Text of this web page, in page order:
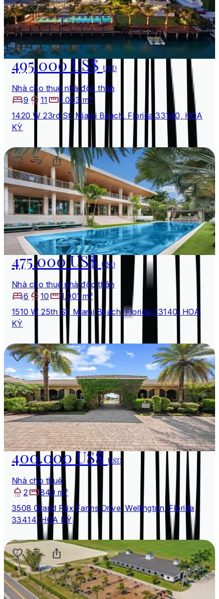
495.000 US$USD
Nhà cho thuê nhà độc thân
9
11
1.003 m²
1420 W 23rd St, Miami Beach, Florida 33140, HOA
KỲ
475.000 US$USD
Nhà cho thuê nhà độc thân
6
10
1.001 m²
1510 W 25th St, Miami Beach, Florida 33140, HOA
KỲ
400.000 US$USD
Nhà cho thuê
2
840 m²
3508 Grand Prix Farms Drive, Wellington, Florida
33414, HOA KỲ